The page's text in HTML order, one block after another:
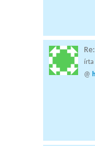
Re:
írta
@